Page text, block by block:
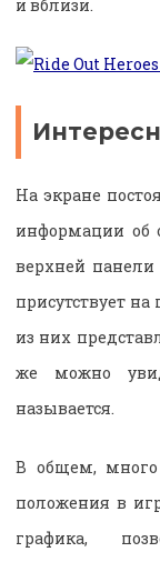
и вблизи.
На экране
информации об
верхней
присутствует
из них
же можно
называется.
В общем,
положения в
графика,